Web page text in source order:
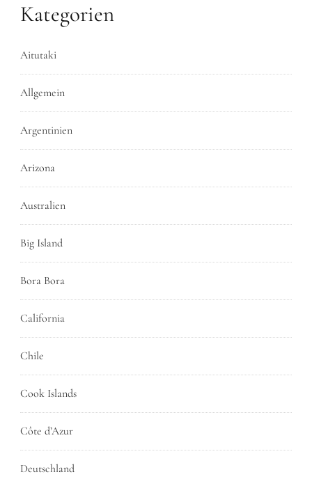
Kategorien
Aitutaki
Allgemein
Argentinien
Arizona
Australien
Big Island
Bora Bora
California
Chile
Cook Islands
Côte d’Azur
Deutschland